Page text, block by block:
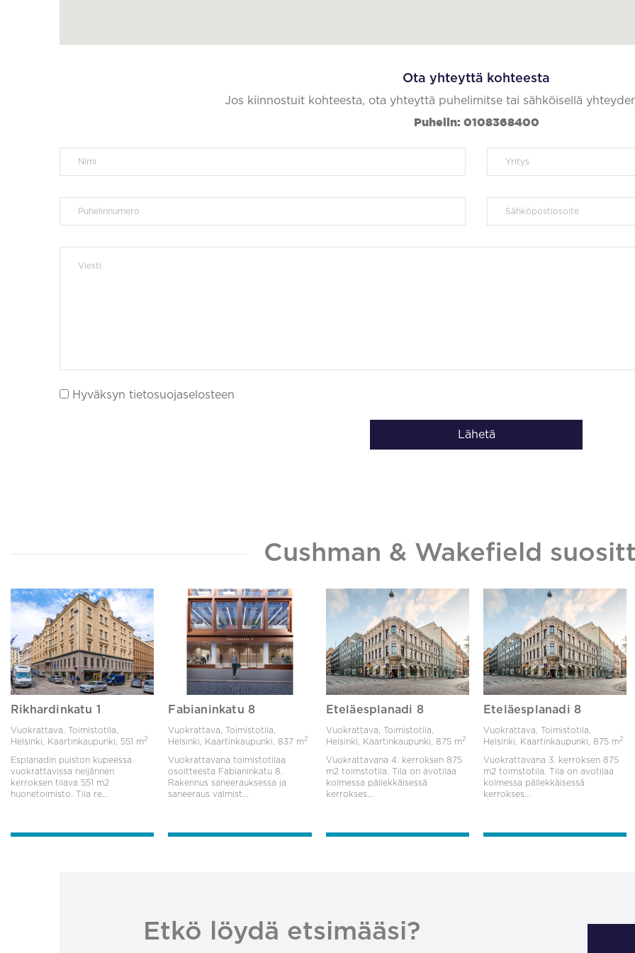
Ota yhteyttä kohteesta
Jos kiinnostuit kohteesta, ota yhteyttä puhelimitse tai sähköisellä
Puhelin: 0108368400
Hyväksyn tietosuojaselosteen
Lähetä
Cushman & Wakefield
Rikhardinkatu 1
Vuokrattava, Toimistotila,
Helsinki, Kaartinkaupunki, 551 m2
Esplanadin puiston kupeessa
vuokrattavissa neljännen
kerroksen tilava 551 m2
huonetoimisto. Tila re...
Fabianinkatu 8
Vuokrattava, Toimistotila,
Helsinki, Kaartinkaupunki,837 m2
Vuokrattavana toimistotilaa
osoitteesta Fabianinkatu 8.
Rakennus saneerauksessa ja
saneeraus valmist...
Eteläesplanadi 8
Vuokrattava, Toimistotila,
Helsinki, Kaartinkaupunki, 875 m2
Vuokrattavana 4. kerroksen 875
m2 toimstotila. Tila on avotilaa
kolmessa pällekkäisessä
kerrokses...
Eteläesplanadi 8
Vuokrattava, Toimistotila,
Helsinki, Kaartinkaupunki, 875 m2
Vuokrattavana 3. kerroksen 875
m2 toimstotila. Tila on avotilaa
kolmessa pällekkäisessä
kerrokses...
Etkö löydä etsimääsi?